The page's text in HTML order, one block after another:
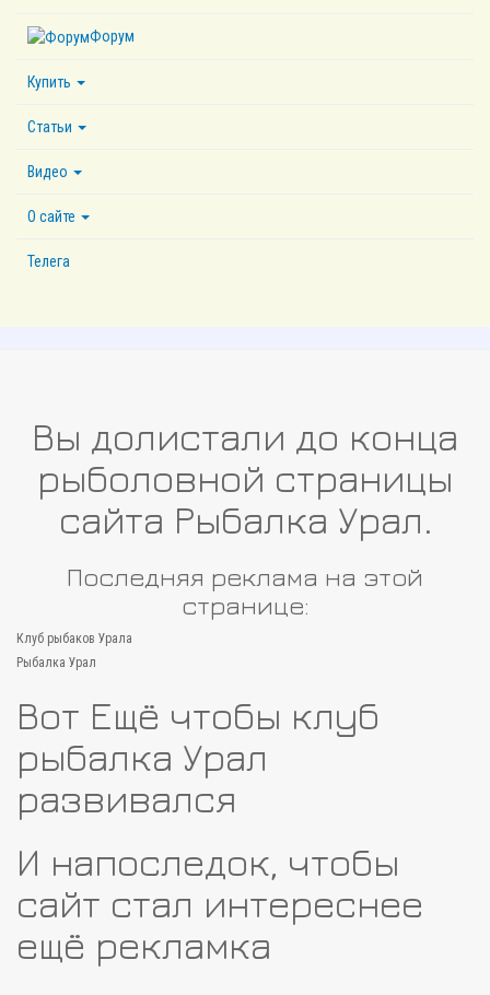
Форум
Купить
Статьи
Видео
О сайте
Телега
Вы долистали до конца
рыболовной страницы
сайта Рыбалка Урал.
Последняя реклама на этой
странице:
Клуб рыбаков Урала
Рыбалка Урал
Вот Ещё чтобы клуб
рыбалка Урал
развивался
И напоследок, чтобы
сайт стал интереснее
ещё рекламка